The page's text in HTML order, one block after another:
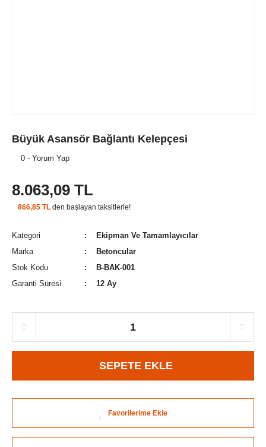
Büyük Asansör Bağlantı Kelepçesi
0 - Yorum Yap
8.063,09 TL
866,85 TL den başlayan taksitlerle!
Kategori
Ekipman Ve Tamamlayıcılar
Marka
Betoncular
Stok Kodu
B-BAK-001
Garanti Süresi
12 Ay
SEPETE EKLE